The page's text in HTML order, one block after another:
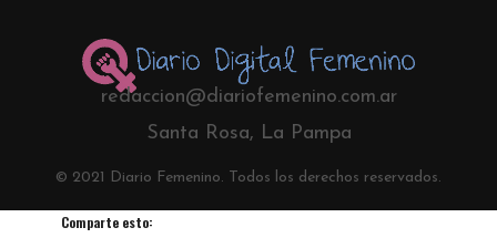
redaccion@diariofemenino.com.ar
Santa Rosa, La Pampa
© 2021 Diario Femenino. Todos los derechos reservados.
Comparte esto: